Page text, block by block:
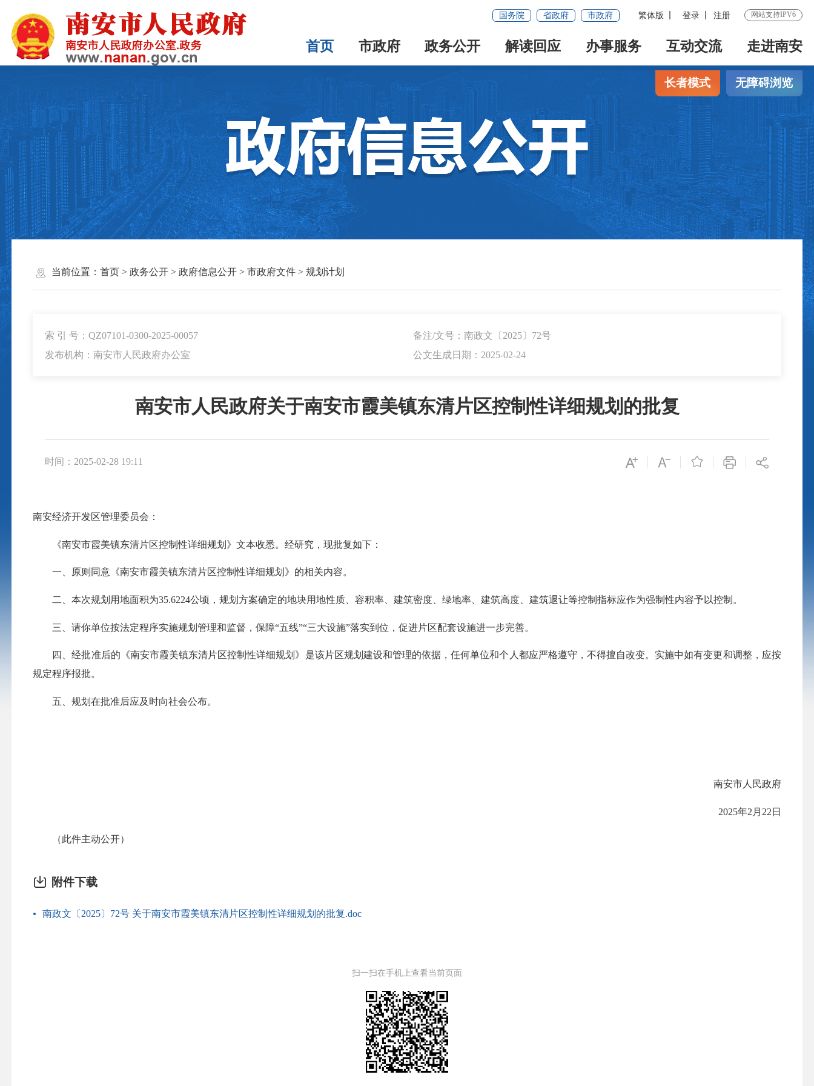
国务院 省政府 市政府 繁体版 登录 注册 网站支持IPV6
首页 市政府 政务公开 解读回应 办事服务 互动交流 走进南安
长者模式 无障碍浏览
当前位置： 首页> 政务公开> 政府信息公开> 市政府文件> 规划计划
索 引 号：QZ07101-0300-2025-00057
备注/文号：南政文〔2025〕72号
发布机构：南安市人民政府办公室
公文生成日期：2025-02-24
南安市人民政府关于南安市霞美镇东清片区控制性详细规划的批复
时间：2025-02-28 19:11 
南安经济开发区管理委员会：
《南安市霞美镇东清片区控制性详细规划》文本收悉。经研究，现批复如下：
一、原则同意《南安市霞美镇东清片区控制性详细规划》的相关内容。
二、本次规划用地面积为35.6224公顷，规划方案确定的地块用地性质、容积率、建筑密度、绿地率、建筑高度、建筑退让等控制指标应作为强制性内容予以控制。
三、请你单位按法定程序实施规划管理和监督，保障“五线”“三大设施”落实到位，促进片区配套设施进一步完善。
四、经批准后的《南安市霞美镇东清片区控制性详细规划》是该片区规划建设和管理的依据，任何单位和个人都应严格遵守，不得擅自改变。实施中如有变更和调整，应按
规定程序报批。
五、规划在批准后应及时向社会公布。
南安市人民政府
2025年2月22日
（此件主动公开）
附件下载
南政文〔2025〕72号 关于南安市霞美镇东清片区控制性详细规划的批复.doc
扫一扫在手机上查看当前页面